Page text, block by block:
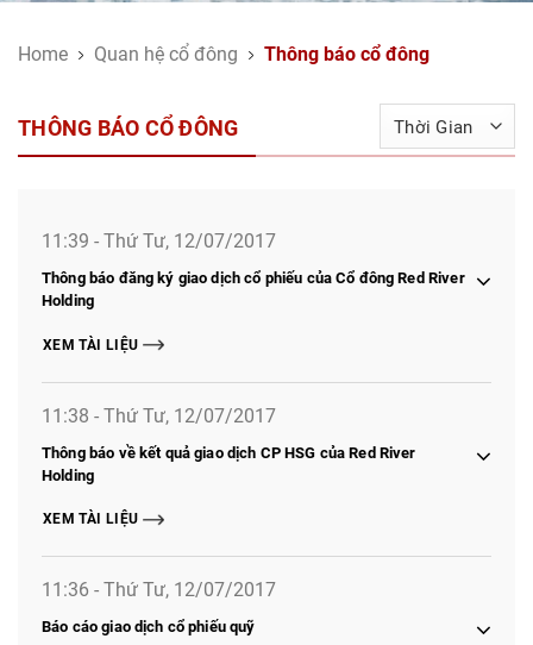
Home Quan hệ cổ đông Thông báo cổ đông
THÔNG BÁO CỔ ĐÔNG
11:39 - Thứ Tư, 12/07/2017
Thông báo đăng ký giao dịch cổ phiếu của Cổ đông Red River
Holding
XEM TÀI LIỆU
11:38 - Thứ Tư, 12/07/2017
Thông báo về kết quả giao dịch CP HSG của Red River
Holding
XEM TÀI LIỆU
11:36 - Thứ Tư, 12/07/2017
Báo cáo giao dịch cổ phiếu quỹ